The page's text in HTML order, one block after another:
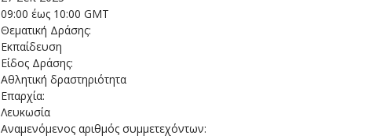
09:00 έως 10:00 GMT
Θεματική Δράσης:
Εκπαίδευση
Είδος Δράσης:
Αθλητική δραστηριότητα
Επαρχία:
Λευκωσία
Αναμενόμενος αριθμός συμμετεχόντων: